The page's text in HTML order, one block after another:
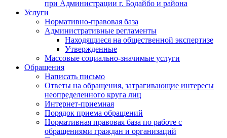
при Администрации г. Бодайбо и района
Услуги
Нормативно-правовая база
Административные регламенты
Находящиеся на общественной экспертизе
Утвержденные
Массовые социально-значимые услуги
Обращения
Написать письмо
Ответы на обращения, затрагивающие интересы
неопределенного круга лиц
Интернет-приемная
Порядок приема обращений
Нормативная правовая база по работе с
обращениями граждан и организаций